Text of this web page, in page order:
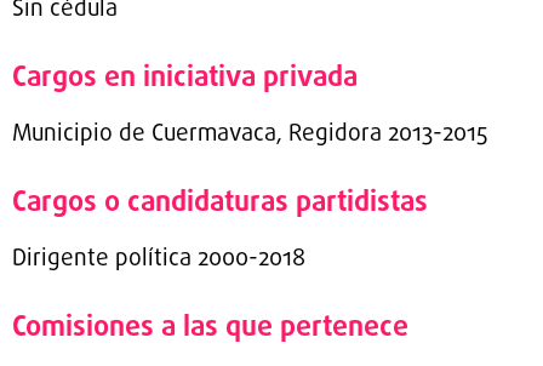
Sin cédula
Cargos en iniciativa privada
Municipio de Cuermavaca, Regidora 2013-2015
Cargos o candidaturas partidistas
Dirigente política 2000-2018
Comisiones a las que pertenece